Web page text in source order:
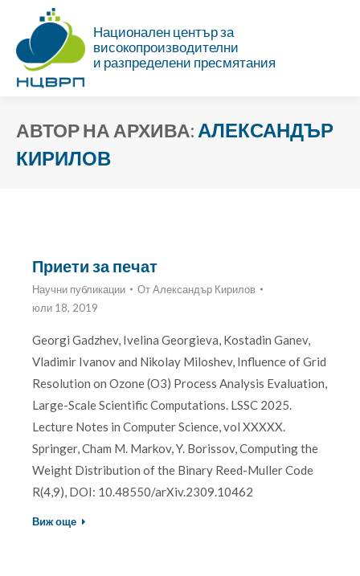
Национален център за
високопроизводителни
и разпределени пресмятания
АВТОР НА АРХИВА: АЛЕКСАНДЪР
КИРИЛОВ
Приети за печат
Научни публикации ОтАлександър Кирилов
юли 18, 2019
Georgi Gadzhev, Ivelina Georgieva, Kostadin Ganev,
Vladimir Ivanov and Nikolay Miloshev, Influence of Grid
Resolution on Ozone (O3) Process Analysis Evaluation,
Large-Scale Scientific Computations. LSSC 2025.
Lecture Notes in Computer Science, vol XXXXX.
Springer, Cham M. Markov, Y. Borissov, Computing the
Weight Distribution of the Binary Reed-Muller Code
R(4,9), DOI: 10.48550/arXiv.2309.10462
Виж още